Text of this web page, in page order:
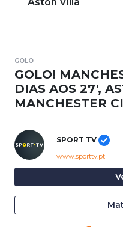
GOLO
GOLO!
DIAS AOS 27',
MANCHESTER
SPORT TV
www.sporttv.pt